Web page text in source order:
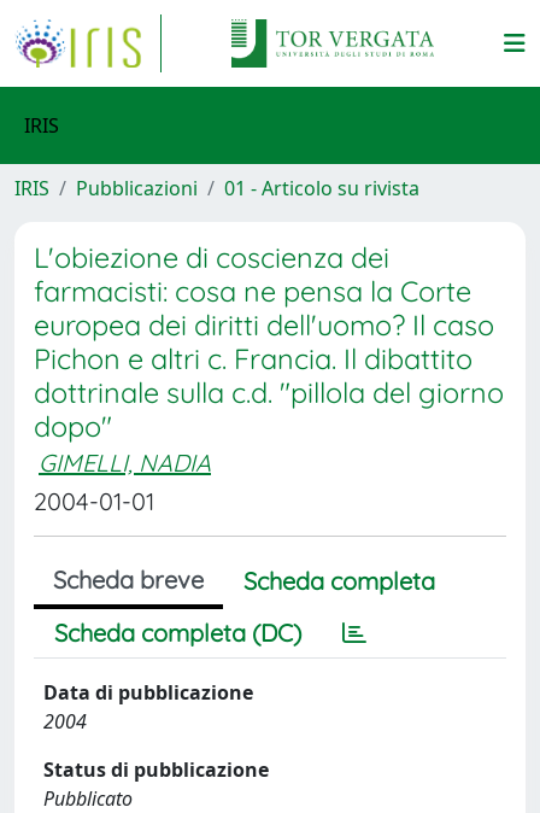
IRIS
IRIS Pubblicazioni 01 - Articolo su rivista
L'obiezione di coscienza dei
farmacisti: cosa ne pensa la Corte
europea dei diritti dell'uomo? Il caso
Pichon e altri c. Francia. Il dibattito
dottrinale sulla c.d. "pillola del giorno
dopo"
GIMELLI, NADIA
2004-01-01
Scheda breve
Scheda completa
Scheda completa (DC)
Data di pubblicazione
2004
Status di pubblicazione
Pubblicato